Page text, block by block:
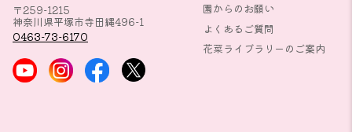
〒259-1215
神奈川県平塚市寺田縄496-1
0463-73-6170
園からのお願い
よくあるご質問
花菜ライブラリーのご案内